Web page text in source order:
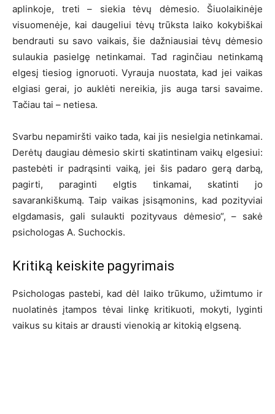
aplinkoje, treti – siekia tėvų dėmesio. Šiuolaikinėje
visuomenėje, kai daugeliui tėvų trūksta laiko kokybiškai
bendrauti su savo vaikais, šie dažniausiai tėvų dėmesio
sulaukia pasielgę netinkamai. Tad raginčiau netinkamą
elgesį tiesiog ignoruoti. Vyrauja nuostata, kad jei vaikas
elgiasi gerai, jo auklėti nereikia, jis auga tarsi savaime.
Tačiau tai – netiesa.
Svarbu nepamiršti vaiko tada, kai jis nesielgia netinkamai.
Derėtų daugiau dėmesio skirti skatintinam vaikų elgesiui:
pastebėti ir padrąsinti vaiką, jei šis padaro gerą darbą,
pagirti, paraginti elgtis tinkamai, skatinti jo
savarankiškumą. Taip vaikas įsisąmonins, kad pozityviai
elgdamasis, gali sulaukti pozityvaus dėmesio“, – sakė
psichologas A. Suchockis.
Kritiką keiskite pagyrimais
Psichologas pastebi, kad dėl laiko trūkumo, užimtumo ir
nuolatinės įtampos tėvai linkę kritikuoti, mokyti, lyginti
vaikus su kitais ar drausti vienokią ar kitokią elgseną.